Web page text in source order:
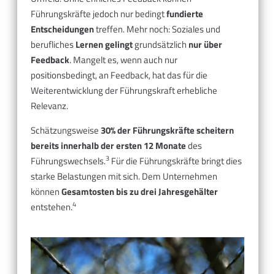
Führungskräfte jedoch nur bedingtfundierte
Entscheidungentreffen. Mehr noch: Soziales und
beruflichesLernen gelingtgrundsätzlich nur über
Feedback. Mangelt es, wenn auch nur
positionsbedingt, an Feedback, hat das für die
Weiterentwicklung der Führungskraft erhebliche
Relevanz.
Schätzungsweise 30% der Führungskräftescheitern
bereits innerhalb der ersten 12 Monatedes
Führungswechsels.3 Für die Führungskräfte bringt dies
starke Belastungen mit sich. Dem Unternehmen
könnenGesamtosten bis zu drei Jahresgehälter
entstehen.4